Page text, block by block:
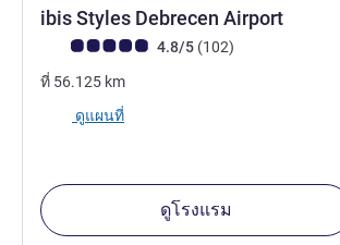
ibis Styles Debrecen Airport
คะแนนความคิดเห็นจากแขก (เรทติ้งบน ALL)
4.8/5 (102รีวิว รายการ
)
ที่ 56.125 km
ดูแผนที่
ดูโรงแรม